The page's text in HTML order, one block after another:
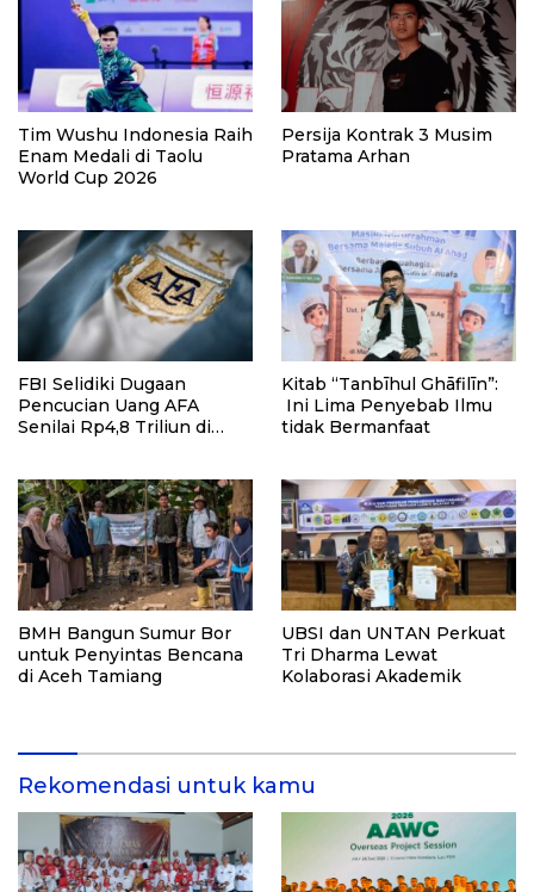
Tim Wushu Indonesia Raih
Enam Medali di Taolu
World Cup 2026
Persija Kontrak 3 Musim
Pratama Arhan
FBI Selidiki Dugaan
Pencucian Uang AFA
Senilai Rp4,8 Triliun di
Kitab “Tanbīhul Ghāfilīn”:
Ini Lima Penyebab Ilmu
tidak Bermanfaat
BMH Bangun Sumur Bor
untuk Penyintas Bencana
di Aceh Tamiang
UBSI dan UNTAN Perkuat
Tri Dharma Lewat
Kolaborasi Akademik
Rekomendasi untuk kamu